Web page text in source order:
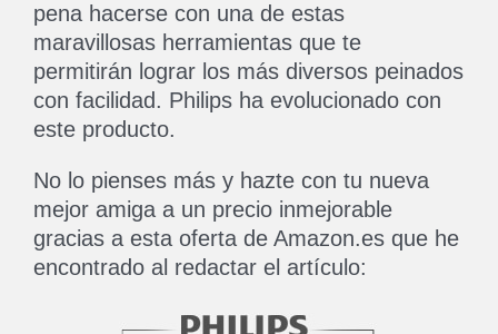
pena hacerse con una de estas
maravillosas herramientas que te
permitirán lograr los más diversos peinados
con facilidad. Philips ha evolucionado con
este producto.
No lo pienses más y hazte con tu nueva
mejor amiga a un precio inmejorable
gracias a esta oferta de Amazon.es que he
encontrado al redactar el artículo: